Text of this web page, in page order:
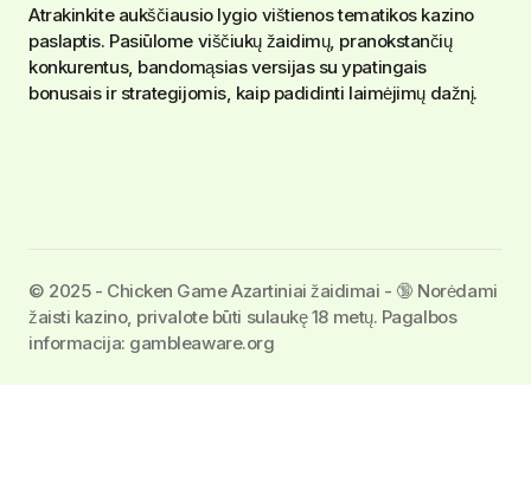
Atrakinkite aukščiausio lygio vištienos tematikos kazino
paslaptis. Pasiūlome viščiukų žaidimų, pranokstančių
konkurentus, bandomąsias versijas su ypatingais
bonusais ir strategijomis, kaip padidinti laimėjimų dažnį.
©️ 2025 - Chicken Game Azartiniai žaidimai - 🔞 Norėdami
žaisti kazino, privalote būti sulaukę 18 metų. Pagalbos
informacija: gambleaware.org